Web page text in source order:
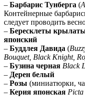
– Барбарис Тунберга (
Контейнерные
следует проводить
– Бересклеты
японский
– Буддлея Давида (
Bouquet, Black Knight,
– Бузина черная Black
– Дерен белый
– Розы (миниатюрки,
– Керия японская Picta